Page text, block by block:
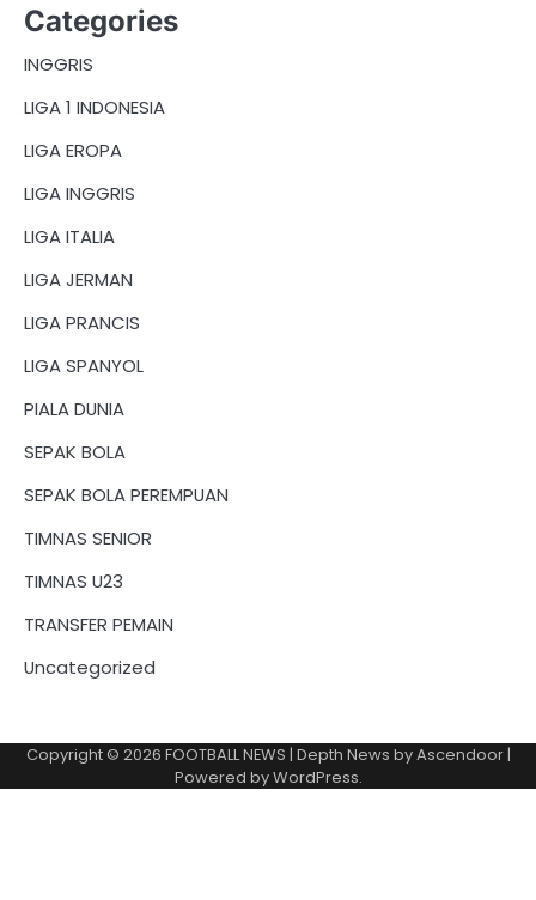
Categories
INGGRIS
LIGA 1 INDONESIA
LIGA EROPA
LIGA INGGRIS
LIGA ITALIA
LIGA JERMAN
LIGA PRANCIS
LIGA SPANYOL
PIALA DUNIA
SEPAK BOLA
SEPAK BOLA PEREMPUAN
TIMNAS SENIOR
TIMNAS U23
TRANSFER PEMAIN
Uncategorized
Copyright © 2026 FOOTBALL NEWS | Depth News byAscendoor|
Powered byWordPress.